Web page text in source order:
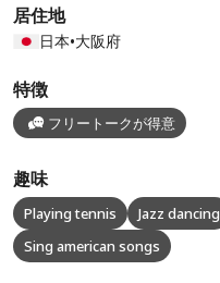
居住地
日本•大阪府
特徴
フリートークが得意
趣味
Playing tennis Jazz dancing
Sing american songs